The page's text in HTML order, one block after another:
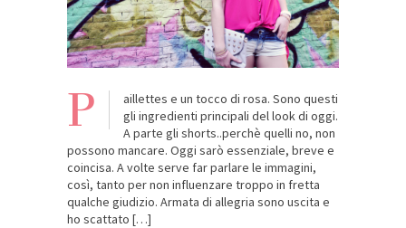
P
aillettes e un tocco di rosa. Sono questi
gli ingredienti principali del look di oggi.
A parte gli shorts..perchè quelli no, non
possono mancare. Oggi sarò essenziale, breve e
coincisa. A volte serve far parlare le immagini,
così, tanto per non influenzare troppo in fretta
qualche giudizio. Armata di allegria sono uscita e
ho scattato […]